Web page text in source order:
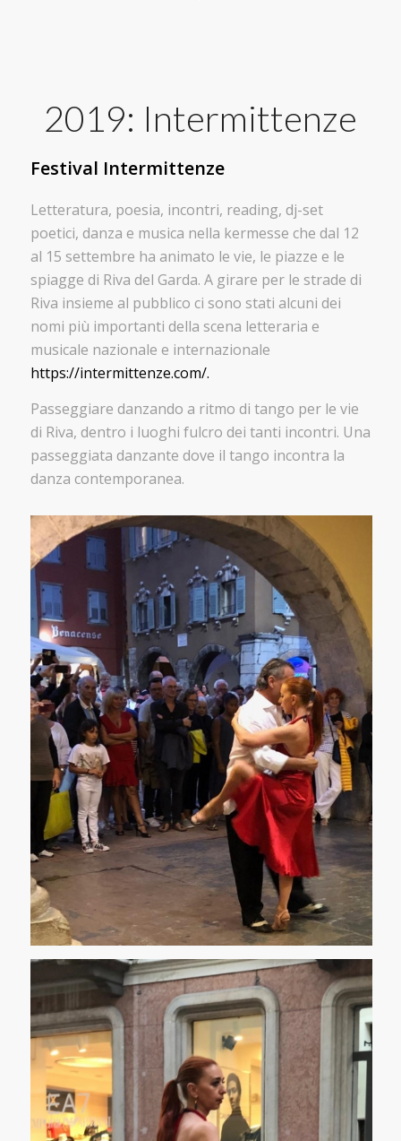
2019: Intermittenze
Festival Intermittenze
Letteratura, poesia, incontri, reading, dj-set
poetici, danza e musica nella kermesse che dal 12
al 15 settembre ha animato le vie, le piazze e le
spiagge di Riva del Garda. A girare per le strade di
Riva insieme al pubblico ci sono stati alcuni dei
nomi più importanti della scena letteraria e
musicale nazionale e internazionale
https://intermittenze.com/.
Passeggiare danzando a ritmo di tango per le vie
di Riva, dentro i luoghi fulcro dei tanti incontri. Una
passeggiata danzante dove il tango incontra la
danza contemporanea.